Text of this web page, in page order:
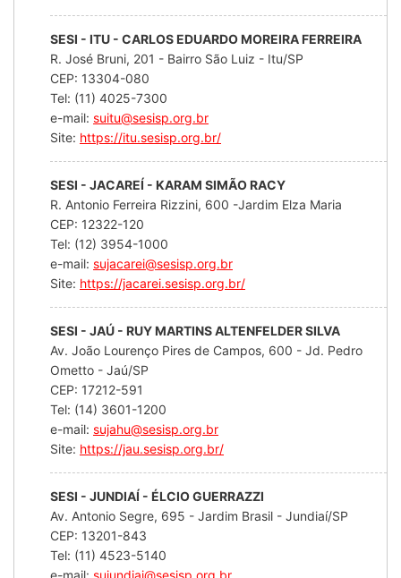
SESI - ITU - CARLOS EDUARDO MOREIRA FERREIRA
R. José Bruni, 201 - Bairro São Luiz - Itu/SP
CEP: 13304-080
Tel: (11) 4025-7300
e-mail: suitu@sesisp.org.br
Site: https://itu.sesisp.org.br/
SESI - JACAREÍ - KARAM SIMÃO RACY
R. Antonio Ferreira Rizzini, 600 -Jardim Elza Maria
CEP: 12322-120
Tel: (12) 3954-1000
e-mail: sujacarei@sesisp.org.br
Site: https://jacarei.sesisp.org.br/
SESI - JAÚ - RUY MARTINS ALTENFELDER SILVA
Av. João Lourenço Pires de Campos, 600 - Jd. Pedro
Ometto - Jaú/SP
CEP: 17212-591
Tel: (14) 3601-1200
e-mail: sujahu@sesisp.org.br
Site: https://jau.sesisp.org.br/
SESI - JUNDIAÍ - ÉLCIO GUERRAZZI
Av. Antonio Segre, 695 - Jardim Brasil - Jundiaí/SP
CEP: 13201-843
Tel: (11) 4523-5140
e-mail: sujundiai@sesisp.org.br